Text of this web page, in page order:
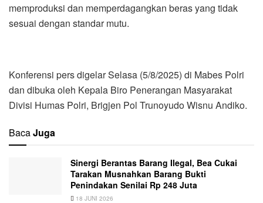
memproduksi dan memperdagangkan beras yang tidak
sesuai dengan standar mutu.
Konferensi pers digelar Selasa (5/8/2025) di Mabes Polri
dan dibuka oleh Kepala Biro Penerangan Masyarakat
Divisi Humas Polri, Brigjen Pol Trunoyudo Wisnu Andiko.
BacaJuga
Sinergi Berantas Barang Ilegal, Bea Cukai
Tarakan Musnahkan Barang Bukti
Penindakan Senilai Rp 248 Juta
18 JUNI 2026